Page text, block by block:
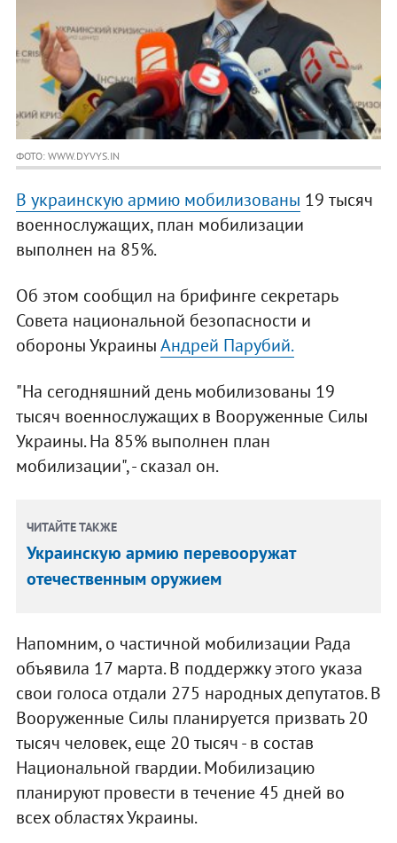
ФОТО: WWW.DYVYS.IN
В украинскую армию мобилизованы 19 тысяч
военнослужащих, план мобилизации
выполнен на 85%.
Об этом сообщил на брифинге секретарь
Совета национальной безопасности и
обороны УкраиныАндрей Парубий.
"На сегодняшний день мобилизованы 19
тысяч военнослужащих в Вооруженные Силы
Украины. На 85% выполнен план
мобилизации", - сказал он.
ЧИТАЙТЕ ТАКЖЕ
Украинскую армию перевооружат
отечественным оружием
Напомним, о частичной мобилизации Рада
объявила 17 марта. В поддержку этого указа
свои голоса отдали 275 народных депутатов. В
Вооруженные Силы планируется призвать 20
тысяч человек, еще 20 тысяч - в состав
Национальной гвардии. Мобилизацию
планируют провести в течение 45 дней во
всех областях Украины.